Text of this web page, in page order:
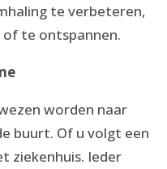
te verbeteren,
te ontspannen.
worden naar
buurt. Of u volgt een
ziekenhuis. Ieder